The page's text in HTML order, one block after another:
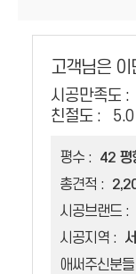
고객님은
시공만족도 :
친절도 :
5.0
평수 :
42 평
총견적 :
시공브랜드 :
시공지역 :
애써주신분